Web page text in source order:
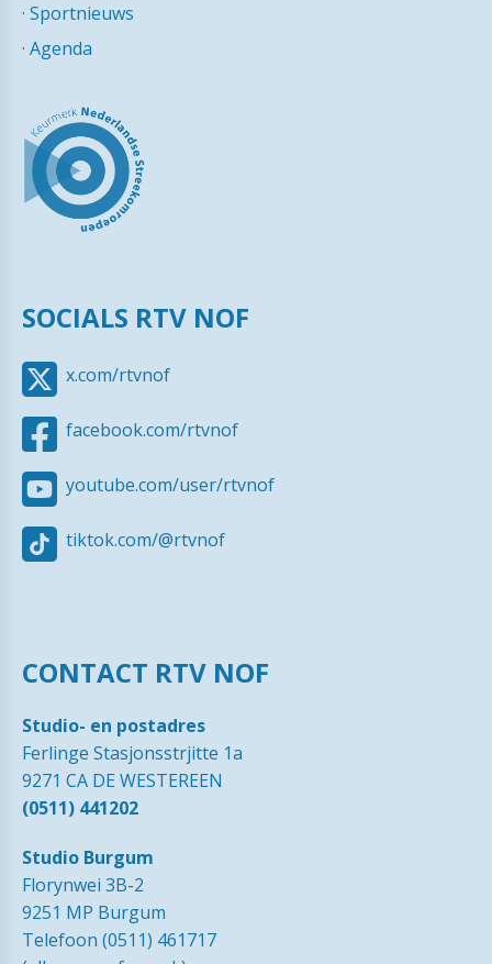
· Sportnieuws
· Agenda
SOCIALS RTV NOF
x.com/rtvnof
facebook.com/rtvnof
youtube.com/user/rtvnof
tiktok.com/@rtvnof
CONTACT RTV NOF
Studio- en postadres
Ferlinge Stasjonsstrjitte 1a
9271 CA DE WESTEREEN
(0511) 441202
Studio Burgum
Florynwei 3B-2
9251 MP Burgum
Telefoon (0511) 461717